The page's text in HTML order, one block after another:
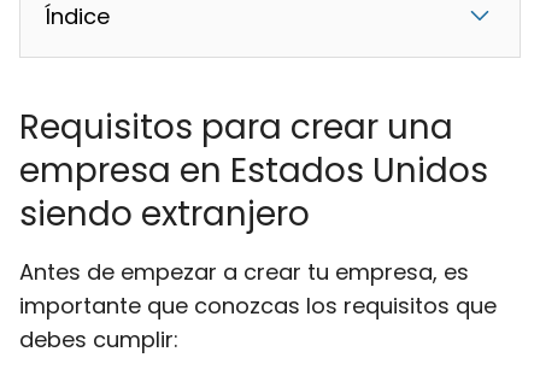
Índice
Requisitos para crear una
empresa en Estados Unidos
siendo extranjero
Antes de empezar a crear tu empresa, es
importante que conozcas los requisitos que
debes cumplir: